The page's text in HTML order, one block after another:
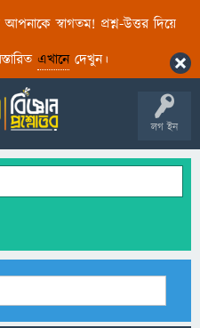
আপনাকে স্বাগতম! প্রশ্ন-উত্তর দিয়ে
এখানেদেখুন।
লগ ইন